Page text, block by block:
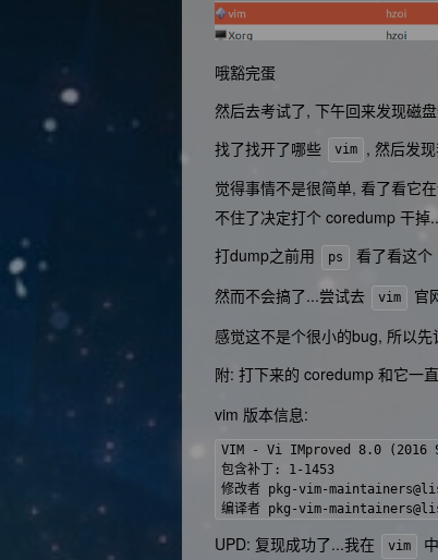
哦豁完蛋
然后去考试了, 下午回来发现磁
找了找开了哪些
vim , 然后发
觉得事情不是很简单, 看了看它
不住了决定打个 coredump 干掉
打dump之前用
ps 看了看这个
然而不会搞了...尝试去
vim
官
感觉这不是个很小的bug, 所以先
附: 打下来的 coredump 和它一
vim 版本信息:
VIM - Vi IMproved 8.0 (2016
包含补丁: 1-1453
修改者 pkg-vim-
UPD: 复现成功了...我在 vim